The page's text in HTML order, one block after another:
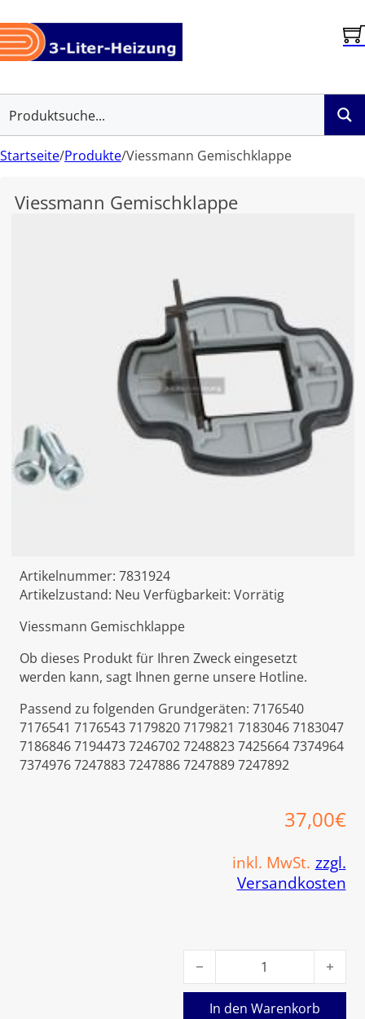
Startseite/Produkte/Viessmann Gemischklappe
Viessmann Gemischklappe
Artikelnummer: 7831924
Artikelzustand: Neu Verfügbarkeit: Vorrätig
Viessmann Gemischklappe
Ob dieses Produkt für Ihren Zweck eingesetzt
werden kann, sagt Ihnen gerne unsere Hotline.
Passend zu folgenden Grundgeräten: 7176540
7176541 7176543 7179820 7179821 7183046 7183047
7186846 7194473 7246702 7248823 7425664 7374964
7374976 7247883 7247886 7247889 7247892
37,00€
inkl. MwSt. zzgl.
Versandkosten
Viessmann Gemischklappe
In den Warenkorb